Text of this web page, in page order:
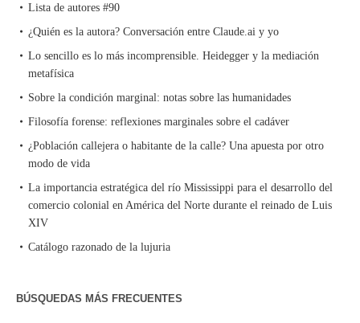
Lista de autores #90
¿Quién es la autora? Conversación entre Claude.ai y yo
Lo sencillo es lo más incomprensible. Heidegger y la mediación
metafísica
Sobre la condición marginal: notas sobre las humanidades
Filosofía forense: reflexiones marginales sobre el cadáver
¿Población callejera o habitante de la calle? Una apuesta por otro
modo de vida
La importancia estratégica del río Mississippi para el desarrollo del
comercio colonial en América del Norte durante el reinado de Luis
XIV
Catálogo razonado de la lujuria
BÚSQUEDAS MÁS FRECUENTES